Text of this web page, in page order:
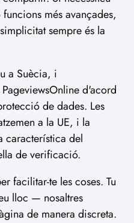
més avançades,
sempre és la
a Suècia, i
d'acord
de dades. Les
a la UE, i la
característica del
de verificació.
facilitar-te les coses. Tu
lloc — nosaltres
de manera discreta.